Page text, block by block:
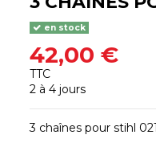
en stock
42,00 €
TTC
2 à 4 jours
3 chaînes pour stihl